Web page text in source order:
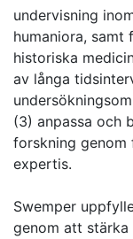
undervisning
humaniora, samt
historiska
av långa
(3) anpassa och
forskning genom
expertis.
Swemper
genom att stärka